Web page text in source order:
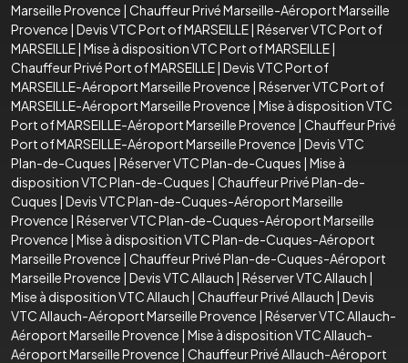
Marseille Provence | Chauffeur Privé Marseille-Aéroport Marseille
Provence | Devis VTC Port of MARSEILLE| Réserver VTC Port of
MARSEILLE| Mise à disposition VTC Port of MARSEILLE|
Chauffeur Privé Port of MARSEILLE| Devis VTC Port of
MARSEILLE-Aéroport Marseille Provence | Réserver VTC Port of
MARSEILLE-Aéroport Marseille Provence | Mise à disposition VTC
Port of MARSEILLE-Aéroport Marseille Provence | Chauffeur Privé
Port of MARSEILLE-Aéroport Marseille Provence | Devis VTC
Plan-de-Cuques | Réserver VTC Plan-de-Cuques | Mise à
disposition VTC Plan-de-Cuques | Chauffeur Privé Plan-de-
Cuques | Devis VTC Plan-de-Cuques-Aéroport Marseille
Provence | Réserver VTC Plan-de-Cuques-Aéroport Marseille
Provence | Mise à disposition VTC Plan-de-Cuques-Aéroport
Marseille Provence | Chauffeur Privé Plan-de-Cuques-Aéroport
Marseille Provence | Devis VTC Allauch | Réserver VTC Allauch |
Mise à disposition VTC Allauch | Chauffeur Privé Allauch | Devis
VTC Allauch-Aéroport Marseille Provence | Réserver VTC Allauch-
Aéroport Marseille Provence | Mise à disposition VTC Allauch-
Aéroport Marseille Provence | Chauffeur Privé Allauch-Aéroport